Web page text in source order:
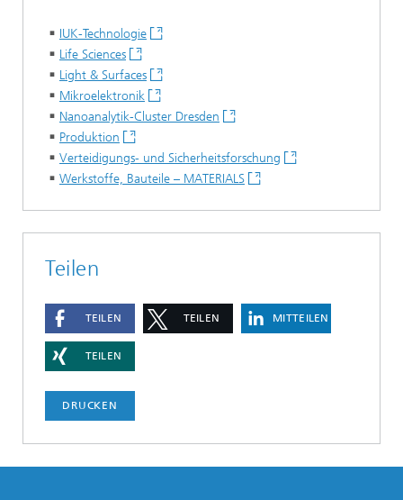
IUK-Technologie
Life Sciences
Light & Surfaces
Mikroelektronik
Nanoanalytik-Cluster Dresden
Produktion
Verteidigungs- und Sicherheitsforschung
Werkstoffe, Bauteile – MATERIALS
Teilen
TEILEN TEILEN MITTEILEN
TEILEN
DRUCKEN